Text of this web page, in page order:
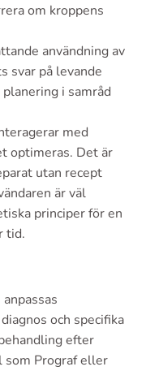
om kroppens
användning av
svar på levande
i samråd
med
optimeras. Det är
utan recept
är väl
principer för en
tid.
och specifika
efter
som Prograf eller